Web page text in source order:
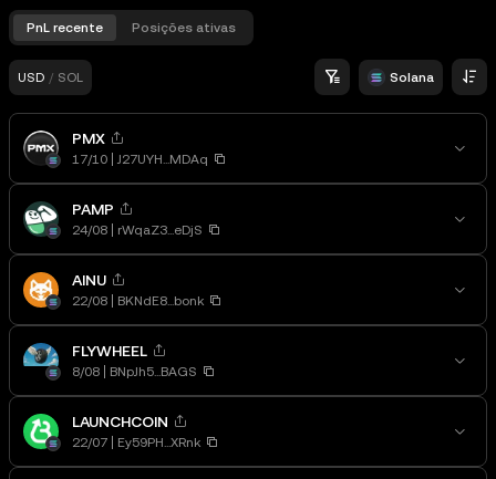
PnL recente Posições ativas
USD / SOL Solana
PMX
17/10 J27UYH...MDAq
PAMP
24/08 rWqaZ3...eDjS
AINU
22/08 BKNdE8...bonk
FLYWHEEL
8/08 BNpJh5...BAGS
LAUNCHCOIN
22/07 Ey59PH...XRnk